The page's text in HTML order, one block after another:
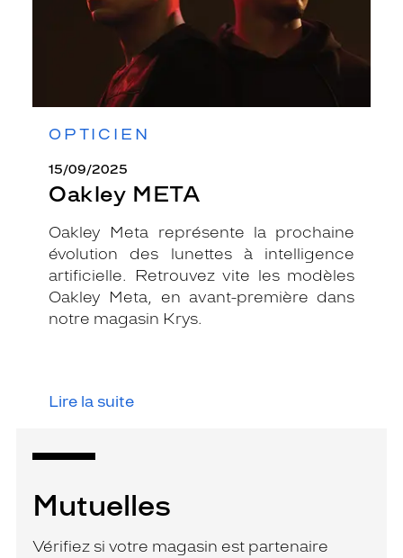
OPTICIEN
15/09/2025
Oakley META
Oakley Meta représente la prochaine
évolution des lunettes à intelligence
artificielle. Retrouvez vite les modèles
Oakley Meta, en avant-première dans
notre magasin Krys.
Lire la suite
Mutuelles
Vérifiez si votre magasin est partenaire